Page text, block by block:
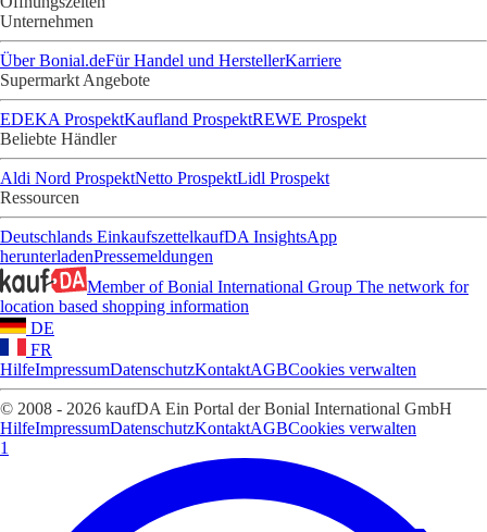
Unternehmen
Über Bonial.deFür Handel und HerstellerKarriere
Supermarkt Angebote
EDEKA ProspektKaufland ProspektREWE Prospekt
Beliebte Händler
Aldi Nord ProspektNetto ProspektLidl Prospekt
Ressourcen
Deutschlands EinkaufszettelkaufDA InsightsApp
herunterladenPressemeldungen
Member of Bonial International Group The network for
location based shopping information
DE
FR
HilfeImpressumDatenschutzKontaktAGBCookies verwalten
© 2008 - 2026 kaufDA Ein Portal der Bonial International GmbH
HilfeImpressumDatenschutzKontaktAGBCookies verwalten
1